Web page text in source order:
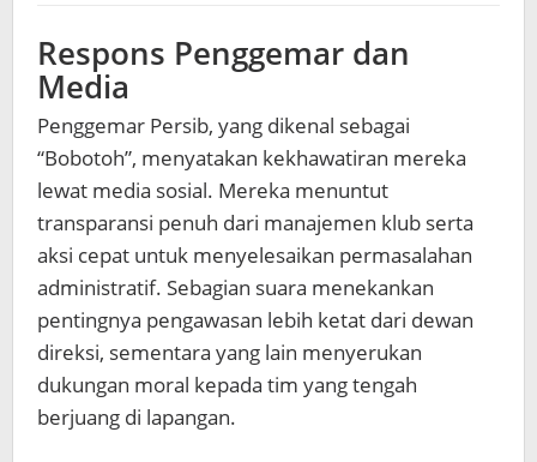
Respons Penggemar dan
Media
Penggemar Persib, yang dikenal sebagai
“Bobotoh”, menyatakan kekhawatiran mereka
lewat media sosial. Mereka menuntut
transparansi penuh dari manajemen klub serta
aksi cepat untuk menyelesaikan permasalahan
administratif. Sebagian suara menekankan
pentingnya pengawasan lebih ketat dari dewan
direksi, sementara yang lain menyerukan
dukungan moral kepada tim yang tengah
berjuang di lapangan.